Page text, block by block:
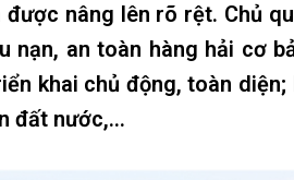
nâng lên rõ rệt. Chủ
an toàn hàng hải cơ
khai chủ động, toàn diện;
đất nước,...